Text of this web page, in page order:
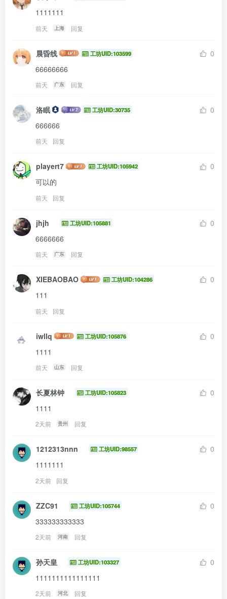
1111111
前天 上海 回复
晨昏线 工坊UID:103599
0
66666666
前天 广东 回复
洛眠 工坊UID:30735
0
666666
前天 回复
playert7 工坊UID:105942
0
可以的
前天 回复
jhjh 工坊UID:105881
0
6666666
前天 广东 回复
XIEBAOBAO 工坊UID:104286
0
111
前天 回复
iwllq 工坊UID:105876
0
1111
前天 山东 回复
长夏林钟 工坊UID:105823
0
1111
2天前 贵州 回复
1212313nnn 工坊UID:98557
0
1111111
2天前 回复
ZZC91 工坊UID:105744
0
333333333333
2天前 河南 回复
孙天皇 工坊UID:103327
0
1111111111111111
2天前 河北 回复